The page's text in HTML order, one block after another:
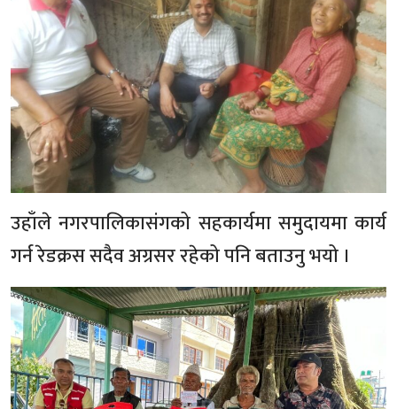
उहाँले नगरपालिकासंगको सहकार्यमा समुदायमा कार्य
गर्न रेडक्रस सदैव अग्रसर रहेको पनि बताउनु भयो ।